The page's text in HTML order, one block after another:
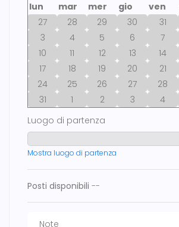
lun
mar mer gio ven
27
28 29 30 31
3
4 5 6 7
10
11 12 13 14
17
18 19 20 21
24
25 26 27 28
31
1 2 3 4
Luogo di partenza
Mostra luogo di partenza
Posti disponibili --